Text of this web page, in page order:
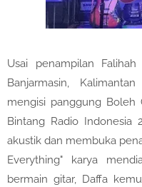
Usai penampilan
Banjarmasin,
mengisi panggung Boleh
Bintang Radio Indonesia
akustik dan membuka
Everything" karya
bermain gitar, Daffa